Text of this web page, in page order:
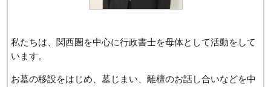
私たちは、関西圏を中心に行政書士を母体として活動をして
います。
お墓の移設をはじめ、墓じまい、離檀のお話し合いなどを中